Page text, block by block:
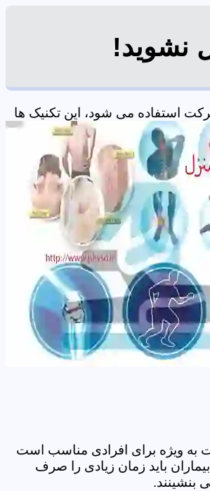
نشوید!
استفاده می شود، این تکنیک ها
به ویژه برای افرادی مناسب است
باید زمان زیادی را صرف
بنشینند.